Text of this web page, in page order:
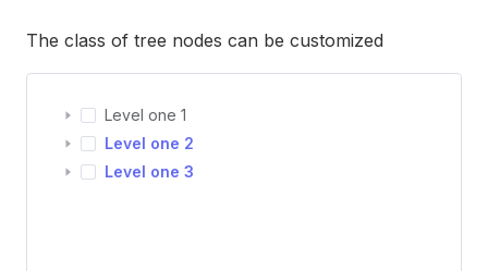
The class of tree nodes can be customized
Level one 1
Level one 2
Level one 3